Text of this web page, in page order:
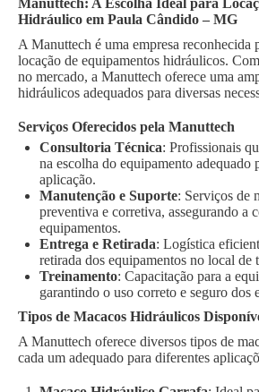
Hidráulico em Paula Cândido – MG
A Manuttech é uma empresa reconhecida
locação de equipamentos hidráulicos.
no mercado, a Manuttech oferece uma
hidráulicos adequados para diversas
Serviços Oferecidos pela Manuttech
Consultoria Técnica: Profissionais
na escolha do equipamento adequado
aplicação.
Manutenção e Suporte: Serviços de
preventiva e corretiva, assegurando a
equipamentos.
Entrega e Retirada: Logística
retirada dos equipamentos no local de
Treinamento: Capacitação para a
garantindo o uso correto e seguro dos
Tipos de Macacos Hidráulicos
A Manuttech oferece diversos tipos de
cada um adequado para diferentes